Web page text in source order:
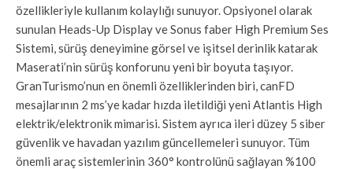
özellikleriyle kullanım kolaylığı sunuyor. Opsiyonel olarak
sunulan Heads-Up Display ve Sonus faber High Premium Ses
Sistemi, sürüş deneyimine görsel ve işitsel derinlik katarak
Maserati’nin sürüş konforunu yeni bir boyuta taşıyor.
GranTurismo’nun en önemli özelliklerinden biri, canFD
mesajlarının 2 ms’ye kadar hızda iletildiği yeni Atlantis High
elektrik/elektronik mimarisi. Sistem ayrıca ileri düzey 5 siber
güvenlik ve havadan yazılım güncellemeleri sunuyor. Tüm
önemli araç sistemlerinin 360° kontrolünü sağlayan %100